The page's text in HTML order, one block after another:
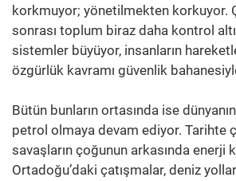
korkmuyor; yönetilmekten korkuyor.
sonrası toplum biraz daha kontrol
sistemler büyüyor, insanların
özgürlük kavramı güvenlik
Bütün bunların ortasında ise
petrol olmaya devam ediyor. Tarihte
savaşların çoğunun arkasında enerji
Ortadoğu’daki çatışmalar, deniz